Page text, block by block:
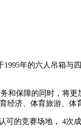
年的六人吊箱与
和保障的同时，将
济、体育旅游、体
的竞赛场地， 4次